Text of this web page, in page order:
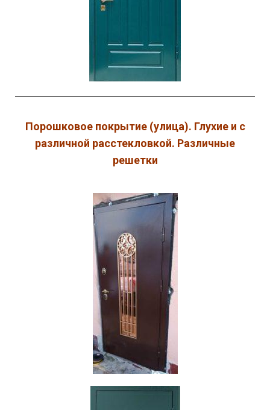
Порошковое покрытие (улица). Глухие и с
различной расстекловкой. Различные
решетки